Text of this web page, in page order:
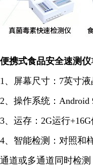
便携式食品安全速测仪
1、屏幕尺寸：7英寸液
2、操作系统：Android
3、运存：2G运行
4、智能检测：对照和
通道或多通道同时检测